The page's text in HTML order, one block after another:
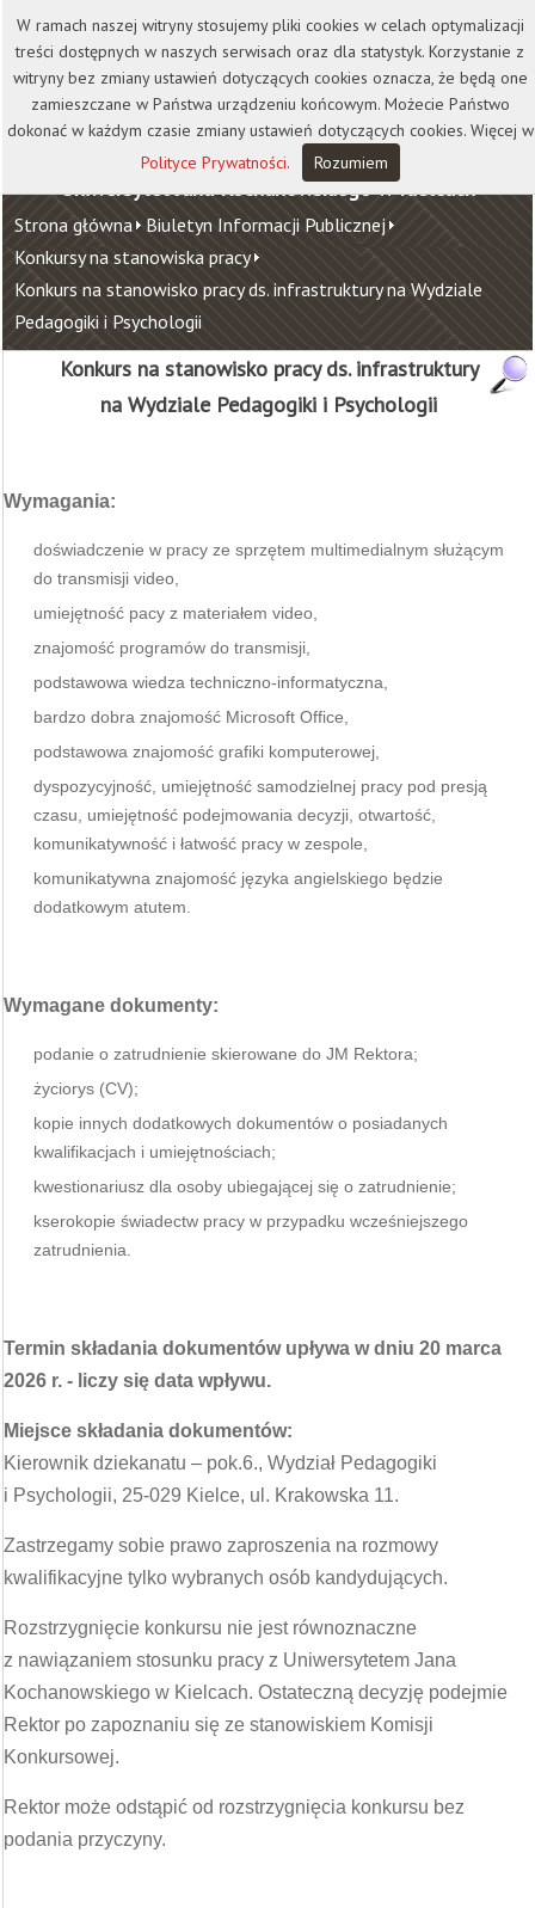
Kontakt Biblioteka
Wydawnictwo
Wirtualna Uczelnia
Uniwersytet Jana Kochanowskiego w Kielcach
Strona główna Biuletyn Informacji Publicznej
Konkursy na stanowiska pracy
Konkurs na stanowisko pracy ds. infrastruktury na Wydziale
Pedagogiki i Psychologii
Konkurs na stanowisko pracy ds. infrastruktury
na Wydziale Pedagogiki i Psychologii
Wymagania:
doświadczenie w pracy ze sprzętem multimedialnym służącym
do transmisji video,
umiejętność pacy z materiałem video,
znajomość programów do transmisji,
podstawowa wiedza techniczno-informatyczna,
bardzo dobra znajomość Microsoft Office,
podstawowa znajomość grafiki komputerowej,
dyspozycyjność, umiejętność samodzielnej pracy pod presją
czasu, umiejętność podejmowania decyzji, otwartość,
komunikatywność i łatwość pracy w zespole,
komunikatywna znajomość języka angielskiego będzie
dodatkowym atutem.
Wymagane dokumenty:
podanie o zatrudnienie skierowane do JM Rektora;
życiorys (CV);
kopie innych dodatkowych dokumentów o posiadanych
kwalifikacjach i umiejętnościach;
kwestionariusz dla osoby ubiegającej się o zatrudnienie;
kserokopie świadectw pracy w przypadku wcześniejszego
zatrudnienia.
Termin składania dokumentów upływa w dniu 20 marca
2026 r. - liczy się data wpływu.
Miejsce składania dokumentów:
Kierownik dziekanatu – pok.6., Wydział Pedagogiki
i Psychologii, 25-029 Kielce, ul. Krakowska 11.
Zastrzegamy sobie prawo zaproszenia na rozmowy
kwalifikacyjne tylko wybranych osób kandydujących.
Rozstrzygnięcie konkursu nie jest równoznaczne
z nawiązaniem stosunku pracy z Uniwersytetem Jana
Kochanowskiego w Kielcach. Ostateczną decyzję podejmie
Rektor po zapoznaniu się ze stanowiskiem Komisji
Konkursowej.
Rektor może odstąpić od rozstrzygnięcia konkursu bez
podania przyczyny.
W ramach naszej witryny stosujemy pliki cookies w celach optymalizacji
treści dostępnych w naszych serwisach oraz dla statystyk. Korzystanie z
witryny bez zmiany ustawień dotyczących cookies oznacza, że będą one
zamieszczane w Państwa urządzeniu końcowym. Możecie Państwo
dokonać w każdym czasie zmiany ustawień dotyczących cookies. Więcej w
Polityce Prywatności. Rozumiem